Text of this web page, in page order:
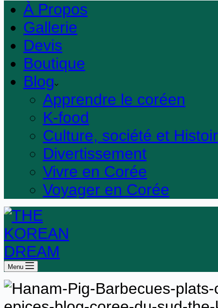
À Propos
Gallerie
Devis
Boutique
Blog
Apprendre le coréen
K-food
Culture, société et
Divertissement
Vivre en Corée
Voyager en Corée
Menu